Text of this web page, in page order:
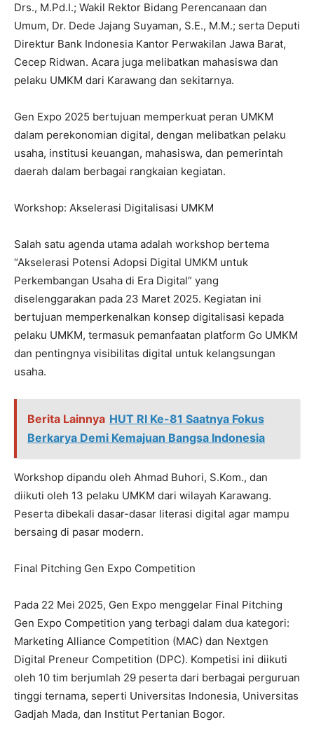
Drs., M.Pd.I.; Wakil Rektor Bidang Perencanaan dan
Umum, Dr. Dede Jajang Suyaman, S.E., M.M.; serta Deputi
Direktur Bank Indonesia Kantor Perwakilan Jawa Barat,
Cecep Ridwan. Acara juga melibatkan mahasiswa dan
pelaku UMKM dari Karawang dan sekitarnya.
Gen Expo 2025 bertujuan memperkuat peran UMKM
dalam perekonomian digital, dengan melibatkan pelaku
usaha, institusi keuangan, mahasiswa, dan pemerintah
daerah dalam berbagai rangkaian kegiatan.
Workshop: Akselerasi Digitalisasi UMKM
Salah satu agenda utama adalah workshop bertema
“Akselerasi Potensi Adopsi Digital UMKM untuk
Perkembangan Usaha di Era Digital” yang
diselenggarakan pada 23 Maret 2025. Kegiatan ini
bertujuan memperkenalkan konsep digitalisasi kepada
pelaku UMKM, termasuk pemanfaatan platform Go UMKM
dan pentingnya visibilitas digital untuk kelangsungan
usaha.
Berita Lainnya HUT RI Ke-81 Saatnya Fokus
Berkarya Demi Kemajuan Bangsa Indonesia
Workshop dipandu oleh Ahmad Buhori, S.Kom., dan
diikuti oleh 13 pelaku UMKM dari wilayah Karawang.
Peserta dibekali dasar-dasar literasi digital agar mampu
bersaing di pasar modern.
Final Pitching Gen Expo Competition
Pada 22 Mei 2025, Gen Expo menggelar Final Pitching
Gen Expo Competition yang terbagi dalam dua kategori:
Marketing Alliance Competition (MAC) dan Nextgen
Digital Preneur Competition (DPC). Kompetisi ini diikuti
oleh 10 tim berjumlah 29 peserta dari berbagai perguruan
tinggi ternama, seperti Universitas Indonesia, Universitas
Gadjah Mada, dan Institut Pertanian Bogor.